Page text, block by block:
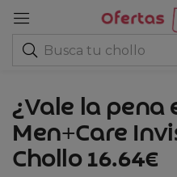
¿Vale la pena
Men+Care
Chollo 16.64€